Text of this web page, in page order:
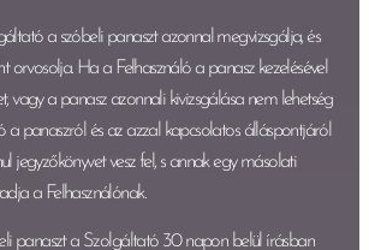
a szóbeli panaszt azonnal megvizsgálja, és
orvosolja. Ha a Felhasználó a panasz kezelésével
vagy a panasz azonnali kivizsgálása nem lehetséges,
a panaszról és az azzal kapcsolatos álláspontjáról
jegyzőkönyvet vesz fel, s annak egy másolati
a Felhasználónak.
panaszt a Szolgáltató 30 napon belül írásban